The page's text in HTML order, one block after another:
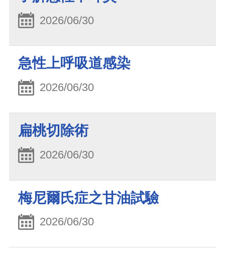
2026/06/30
急性上呼吸道感染
2026/06/30
扁桃切除術
2026/06/30
梅尼爾氏症之甘油試驗
2026/06/30